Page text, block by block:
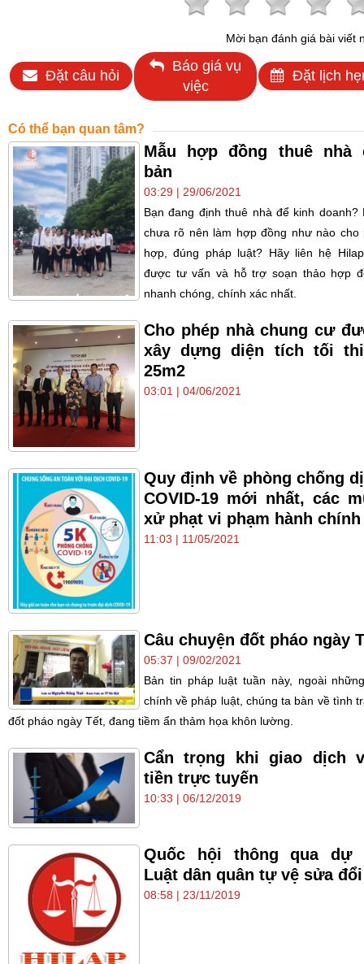
Mời bạn đánh giá bài viết
Đặt câu hỏi
Báo giá vụ
việc
Đặt lịch
Có thể bạn quan tâm?
Mẫu hợp đồng thuê nhà
bản
03:29 | 29/06/2021
Bạn đang định thuê nhà để kinh doanh?
chưa rõ nên làm hợp đồng như nào cho
hợp, đúng pháp luật? Hãy liên hệ
được tư vấn và hỗ trợ soạn thảo hợp
nhanh chóng, chính xác nhất.
Cho phép nhà chung cư
xây dựng diện tích tối
25m2
03:01 | 04/06/2021
Quy định về phòng chống
COVID-19 mới nhất, các
xử phạt vi phạm hành chính
11:03 | 11/05/2021
Câu chuyện đốt pháo ngày
05:37 | 09/02/2021
Bản tin pháp luật tuần này, ngoài
chính về pháp luật, chúng ta bàn về tình
đốt pháo ngày Tết, đang tiềm ẩn thảm họa khôn lường.
Cẩn trọng khi giao dịch
tiền trực tuyến
10:33 | 06/12/2019
Quốc hội thông qua dự
Luật dân quân tự vệ sửa đổi
08:58 | 23/11/2019